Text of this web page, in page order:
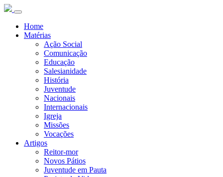
Home
Matérias
Ação Social
Comunicação
Educação
Salesianidade
História
Juventude
Nacionais
Internacionais
Igreja
Missões
Vocações
Artigos
Reitor-mor
Novos Pátios
Juventude em Pauta